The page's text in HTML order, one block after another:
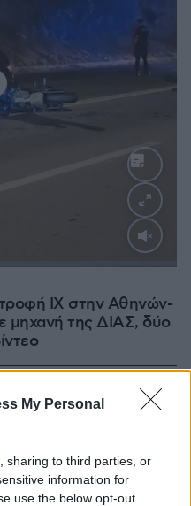
My Personal
sharing to third parties, or
information for
use the below opt-out
ΙΧ στην Αθηνών-
μηχανή της ΔΙΑΣ, δύο
276